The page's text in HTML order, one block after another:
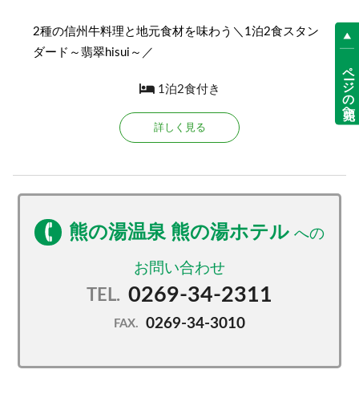
2種の信州牛料理と地元食材を味わう＼1泊2食スタン
ダード～翡翠hisui～／
1泊2食付き
詳しく見る
熊の湯温泉 熊の湯ホテル
TEL. 0269-34-2311
FAX. 0269-34-3010
ページの先頭へ